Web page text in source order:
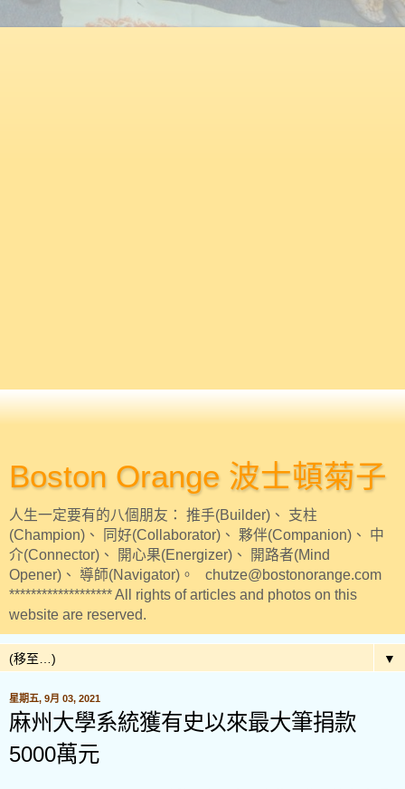
Boston Orange 波士頓菊子
人生一定要有的八個朋友： 推手(Builder)、 支柱
(Champion)、 同好(Collaborator)、 夥伴(Companion)、 中
介(Connector)、 開心果(Energizer)、 開路者(Mind
Opener)、 導師(Navigator)。 chutze@bostonorange.com
******************* All rights of articles and photos on this
website are reserved.
▼
星期五, 9月 03, 2021
麻州大學系統獲有史以來最大筆捐款
5000萬元